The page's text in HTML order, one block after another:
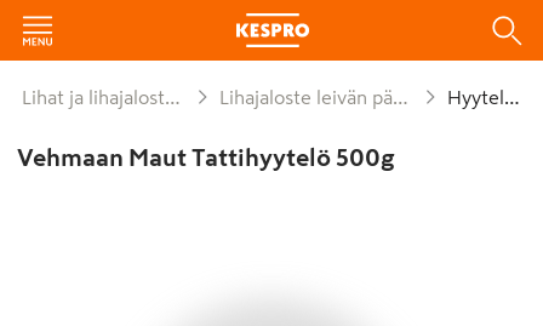
Lihat ja lihajalosteet Lihajaloste leivän päälle Hyytelöt
Vehmaan Maut Tattihyytelö 500g